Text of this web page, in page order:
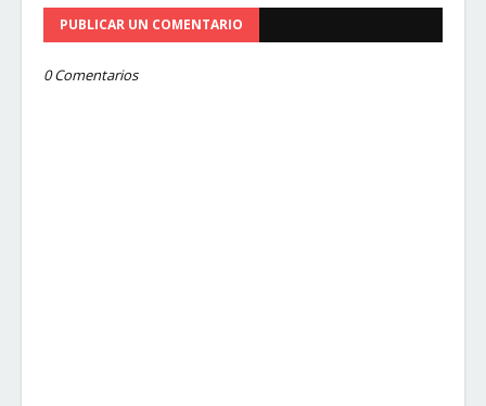
PUBLICAR UN COMENTARIO
0 Comentarios